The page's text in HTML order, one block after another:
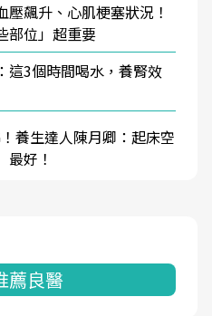
飆升、心肌梗塞狀況！
部位」超重要
這3個時間喝水，養腎效
養生達人陳月卿：起床空
好！
薦良醫